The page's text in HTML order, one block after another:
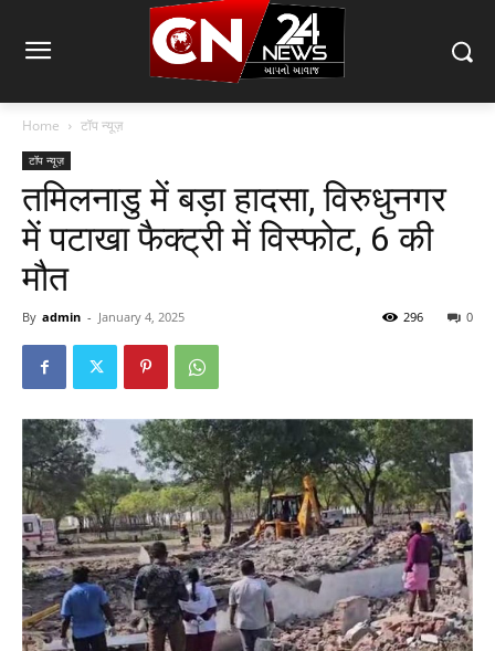
Home टॉप न्यूज़
टॉप न्यूज़
तमिलनाडु में बड़ा हादसा, विरुधुनगर
में पटाखा फैक्ट्री में विस्फोट, 6 की
मौत
By admin - January 4, 2025 0
296